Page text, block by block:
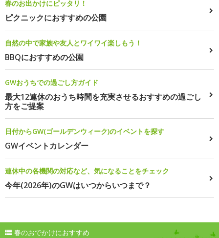
春のお出かけにピッタリ！
ピクニックにおすすめの公園
自然の中で家族や友人とワイワイ楽しもう！
BBQにおすすめの公園
GWおうちでの過ごし方ガイド
最大12連休のおうち時間を充実させるおすすめの過ごし
方をご提案
日付からGW(ゴールデンウィーク)のイベントを探す
GWイベントカレンダー
連休中の各機関の対応など、気になることをチェック
今年(2026年)のGWはいつからいつまで？
春のおでかけにおすすめ